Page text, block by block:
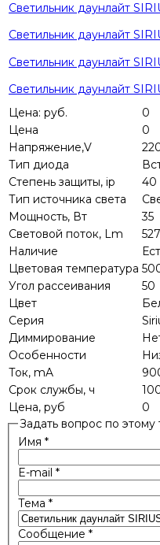
Светильник даунлайт
Светильник даунлайт
Светильник даунлайт
Светильник даунлайт
Цена: руб.
0
Цена
0
Напряжение,V
Тип диода
Степень защиты, ip
40
Тип источника света
Мощность, Вт
35
Световой поток, Lm
Наличие
Цветовая температура
Угол рассеивания
50
Цвет
Серия
Диммирование
Особенности
Ток, mA
Срок службы, ч
Цена, руб
0
Задать вопрос по этому
Имя *
E-mail *
Тема *
Сообщение *